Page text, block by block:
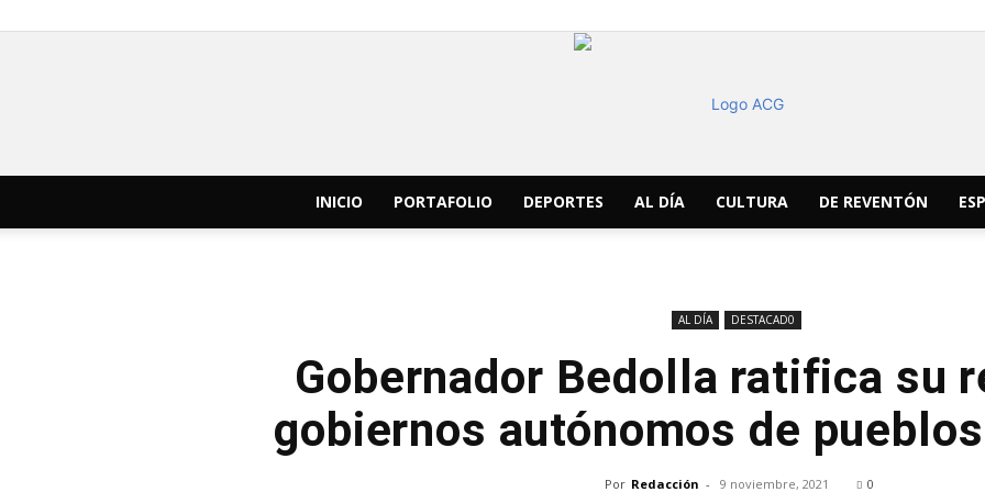
Noticias
INICIO PORTAFOLIO DEPORTES AL DÍA CULTURA DE REVENTÓN
AL DÍA DESTACAD0
Gobernador Bedolla ratifica su
gobiernos autónomos de
Por Redacción - 9 noviembre, 2021 0